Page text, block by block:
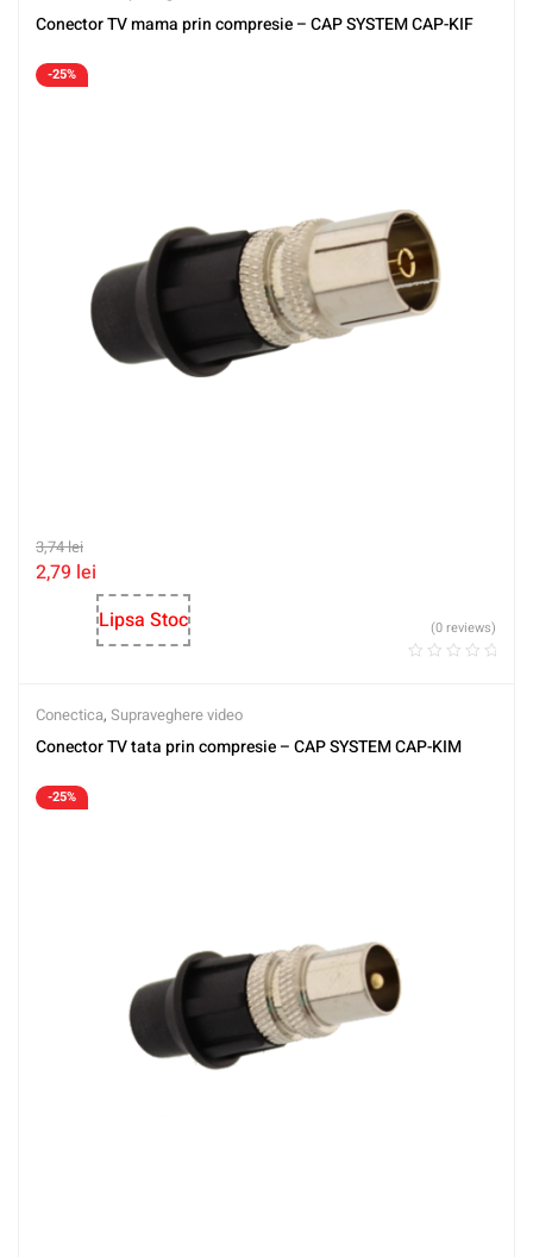
Conector TV mama prin compresie – CAP SYSTEM CAP-KIF
-25%
3,74lei
2,79 lei
Lipsa Stoc
(0 reviews)
Conectica, Supraveghere video
Conector TV tata prin compresie – CAP SYSTEM CAP-KIM
-25%